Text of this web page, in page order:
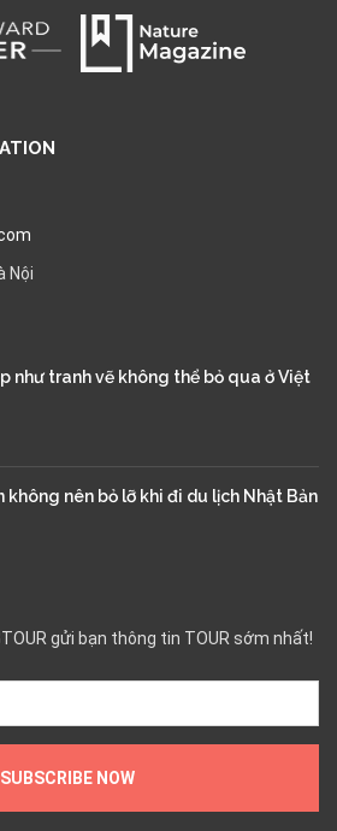
Nội
như tranh vẽ không thể bỏ qua ở Việt
không nên bỏ lỡ khi đi du lịch Nhật Bản
gửi bạn thông tin TOUR sớm nhất!